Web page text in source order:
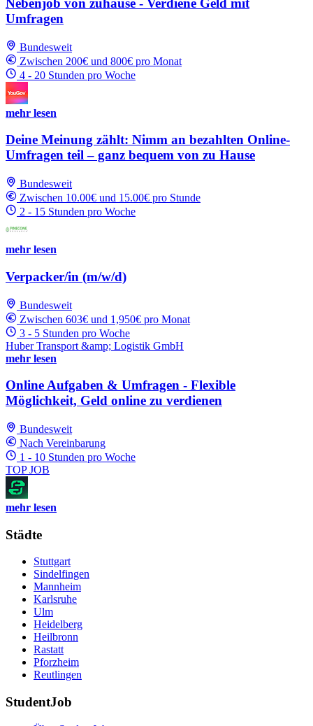
Nebenjob von zuhause - Verdiene Geld mit
Umfragen
Bundesweit
Zwischen 200€ und 800€ pro Monat
4 - 20 Stunden pro Woche
mehr lesen
Deine Meinung zählt: Nimm an bezahlten Online-
Umfragen teil – ganz bequem von zu Hause
Bundesweit
Zwischen 10.00€ und 15.00€ pro Stunde
2 - 15 Stunden pro Woche
mehr lesen
Verpacker/in (m/w/d)
Bundesweit
Zwischen 603€ und 1,950€ pro Monat
3 - 5 Stunden pro Woche
Huber Transport &amp; Logistik GmbH
mehr lesen
Online Aufgaben & Umfragen - Flexible
Möglichkeit, Geld online zu verdienen
Bundesweit
Nach Vereinbarung
1 - 10 Stunden pro Woche
TOP JOB
mehr lesen
Städte
Stuttgart
Sindelfingen
Mannheim
Karlsruhe
Ulm
Heidelberg
Heilbronn
Rastatt
Pforzheim
Reutlingen
StudentJob